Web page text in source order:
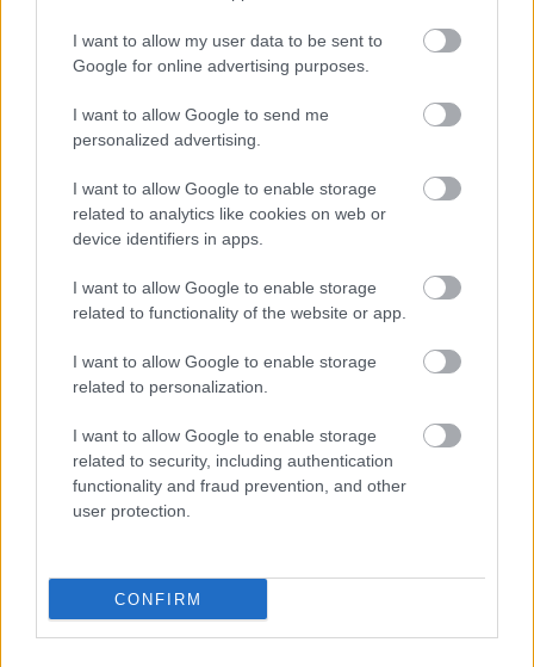
I want to allow my user data to be sent to
Google for online advertising purposes.
I want to allow Google to send me
personalized advertising.
I want to allow Google to enable storage
related to analytics like cookies on web or
device identifiers in apps.
I want to allow Google to enable storage
related to functionality of the website or app.
I want to allow Google to enable storage
related to personalization.
I want to allow Google to enable storage
related to security, including authentication
functionality and fraud prevention, and other
user protection.
CONFIRM
LÉTEZIK GYÓGYÍTÓ MÚZEUM?!
A MŰVÉSZET MINDENKIÉ!
A bejegyzés trackback címe:
Kommentek:
A hozzászólások avonatkozó jogszabályok